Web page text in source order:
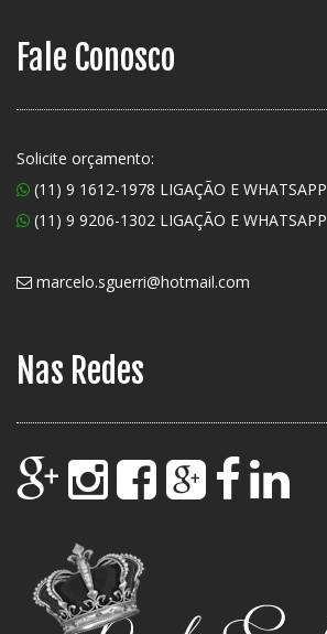
Fale Conosco
Solicite orçamento:
(11) 9 1612-1978 LIGAÇÃO E WHATSAPP
(11) 9 9206-1302 LIGAÇÃO E WHATSAPP
marcelo.sguerri@hotmail.com
Nas Redes